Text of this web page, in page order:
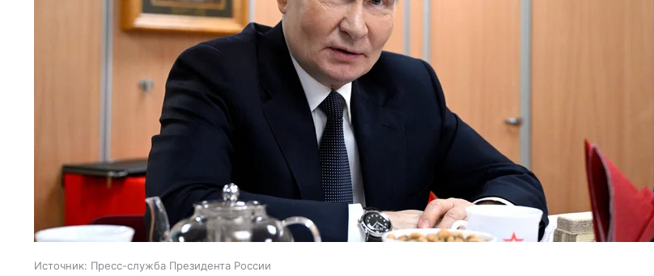
Источник: Пресс-служба Президента России